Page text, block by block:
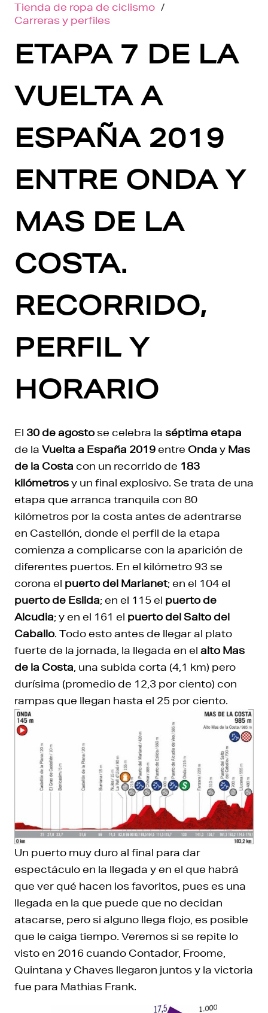
Tienda de ropa de ciclismo /
Carreras y perfiles
ETAPA 7 DE LA
VUELTA A
ESPAÑA 2019
ENTRE ONDA Y
MAS DE LA
COSTA.
RECORRIDO,
PERFIL Y
HORARIO
El 30 de agosto se celebra la séptima etapa
de la Vuelta a España 2019entre Onda y Mas
de la Costa con un recorrido de 183
kilómetrosy un final explosivo. Se trata de una
etapa que arranca tranquila con 80
kilómetros por la costa antes de adentrarse
en Castellón, donde el perfil de la etapa
comienza a complicarse con la aparición de
diferentes puertos. En el kilómetro 93 se
corona el puerto del Marianet; en el 104 el
puerto de Eslida; en el 115 el puerto de
Alcudia; y en el 161 el puerto del Salto del
Caballo. Todo esto antes de llegar al plato
fuerte de la jornada, la llegada en el alto Mas
de la Costa, una subida corta (4,1 km) pero
durísima (promedio de 12,3 por ciento) con
rampas que llegan hasta el 25 por ciento.
Un puerto muy duro al final para dar
espectáculo en la llegada y en el que habrá
que ver qué hacen los favoritos, pues es una
llegada en la que puede que no decidan
atacarse, pero si alguno llega flojo, es posible
que le caiga tiempo. Veremos si se repite lo
visto en 2016 cuando Contador, Froome,
Quintana y Chaves llegaron juntos y la victoria
fue para Mathias Frank.